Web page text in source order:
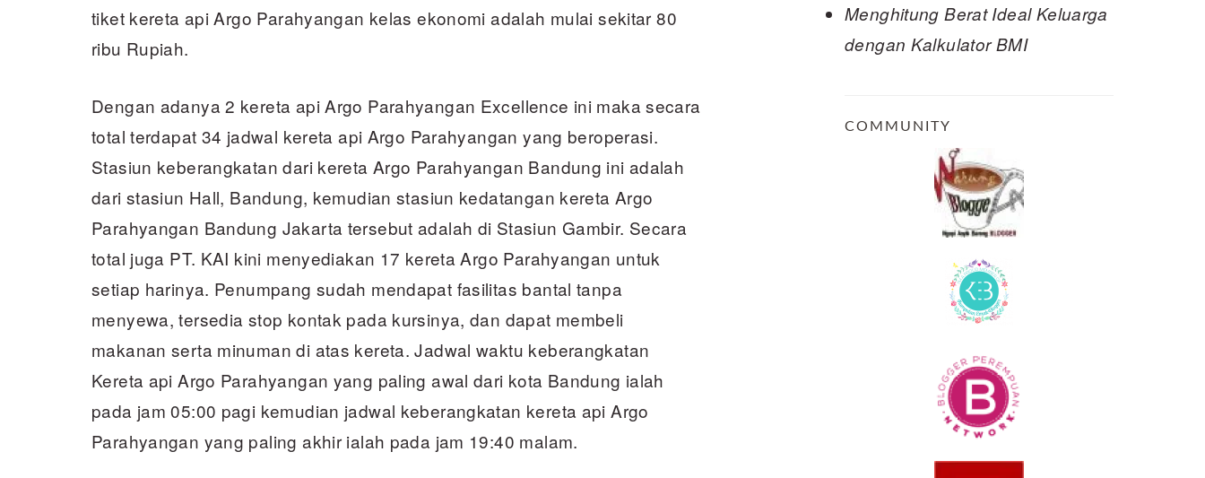
tiket kereta api Argo Parahyangan kelas ekonomi adalah mulai sekitar 80
ribu Rupiah.
Dengan adanya 2 kereta api Argo Parahyangan Excellence ini maka secara
total terdapat 34 jadwal kereta api Argo Parahyangan yang beroperasi.
Stasiun keberangkatan dari kereta Argo Parahyangan Bandung ini adalah
dari stasiun Hall, Bandung, kemudian stasiun kedatangan kereta Argo
Parahyangan Bandung Jakarta tersebut adalah di Stasiun Gambir. Secara
total juga PT. KAI kini menyediakan 17 kereta Argo Parahyangan untuk
setiap harinya. Penumpang sudah mendapat fasilitas bantal tanpa
menyewa, tersedia stop kontak pada kursinya, dan dapat membeli
makanan serta minuman di atas kereta. Jadwal waktu keberangkatan
Kereta api Argo Parahyangan yang paling awal dari kota Bandung ialah
pada jam 05:00 pagi kemudian jadwal keberangkatan kereta api Argo
Parahyangan yang paling akhir ialah pada jam 19:40 malam.
Menghitung Berat Ideal Keluarga
dengan Kalkulator BMI
COMMUNITY